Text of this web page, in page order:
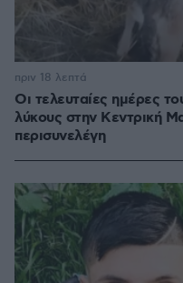
Οι τελευταίες ημέρες
λύκους στην Κεντρική
περισυνελέγη
πριν 18 λεπτά